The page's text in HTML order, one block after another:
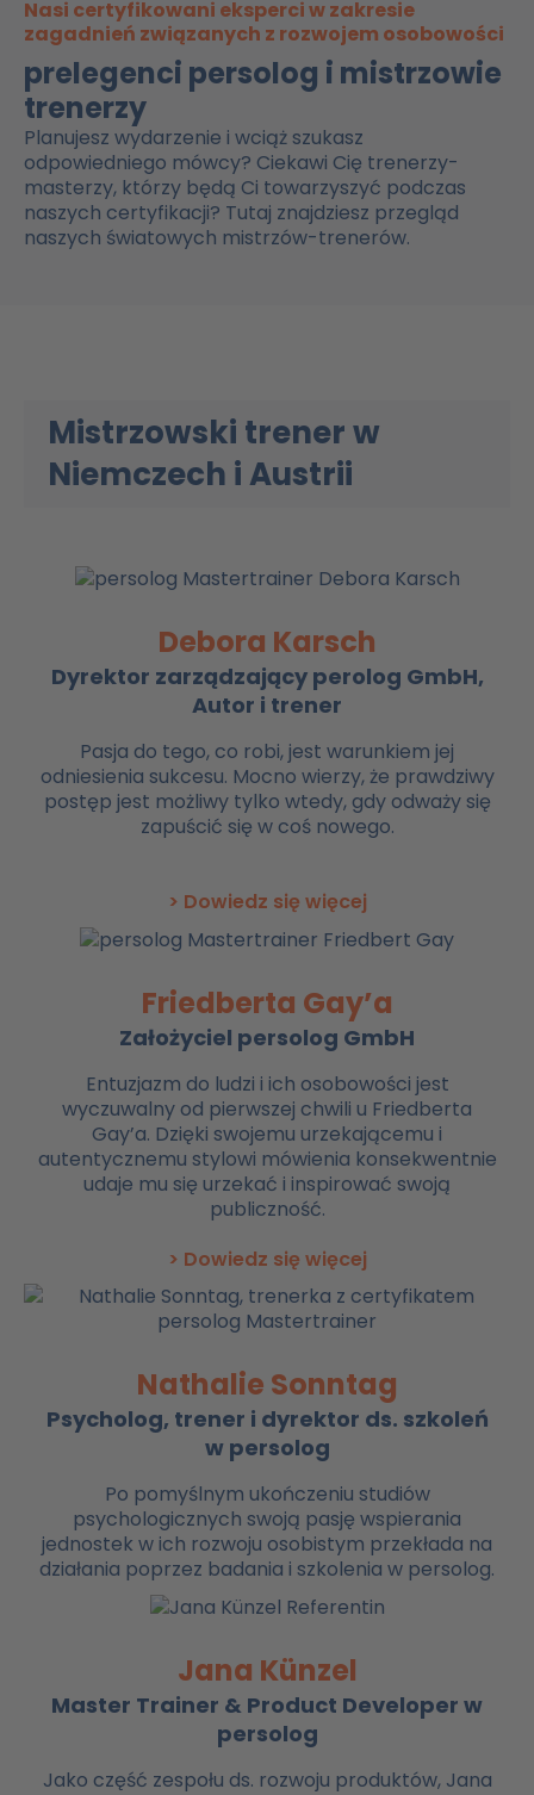
Nasi certyfikowani eksperci w zakresie
zagadnień związanych z rozwojem osobowości
prelegenci persolog i mistrzowie
trenerzy
Planujesz wydarzenie i wciąż szukasz
odpowiedniego mówcy? Ciekawi Cię trenerzy-
masterzy, którzy będą Ci towarzyszyć podczas
naszych certyfikacji? Tutaj znajdziesz przegląd
naszych światowych mistrzów-trenerów.
Mistrzowski trener w
Niemczech i Austrii
Debora Karsch
Dyrektor zarządzający perolog GmbH,
Autor i trener
Pasja do tego, co robi, jest warunkiem jej
odniesienia sukcesu. Mocno wierzy, że prawdziwy
postęp jest możliwy tylko wtedy, gdy odważy się
zapuścić się w coś nowego.
> Dowiedz się więcej
Friedberta Gay’a
Założyciel persolog GmbH
Entuzjazm do ludzi i ich osobowości jest
wyczuwalny od pierwszej chwili u Friedberta
Gay’a. Dzięki swojemu urzekającemu i
autentycznemu stylowi mówienia konsekwentnie
udaje mu się urzekać i inspirować swoją
publiczność.
> Dowiedz się więcej
Nathalie Sonntag
Psycholog, trener i dyrektor ds. szkoleń
w persolog
Po pomyślnym ukończeniu studiów
psychologicznych swoją pasję wspierania
jednostek w ich rozwoju osobistym przekłada na
działania poprzez badania i szkolenia w persolog.
Jana Künzel
Master Trainer & Product Developer w
persolog
Jako część zespołu ds. rozwoju produktów, Jana